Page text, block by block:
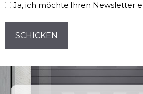
Ja, ich möchte Ihren Newsletter
CAPTCHA